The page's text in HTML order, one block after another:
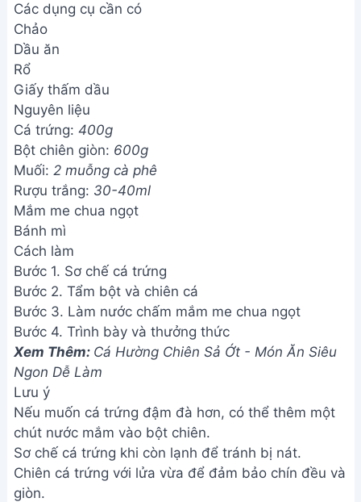
Các dụng cụ cần có
Chảo
Dầu ăn
Rổ
Giấy thấm dầu
Nguyên liệu
Cá trứng: 400g
Bột chiên giòn: 600g
Muối: 2 muỗng cà phê
Rượu trắng: 30-40ml
Mắm me chua ngọt
Bánh mì
Cách làm
Bước 1. Sơ chế cá trứng
Bước 2. Tẩm bột và chiên cá
Bước 3. Làm nước chấm mắm me chua ngọt
Bước 4. Trình bày và thưởng thức
Xem Thêm: Cá Hường Chiên Sả Ớt - Món Ăn Siêu
Ngon Dễ Làm
Lưu ý
Nếu muốn cá trứng đậm đà hơn, có thể thêm một
chút nước mắm vào bột chiên.
Sơ chế cá trứng khi còn lạnh để tránh bị nát.
Chiên cá trứng với lửa vừa để đảm bảo chín đều và
giòn.